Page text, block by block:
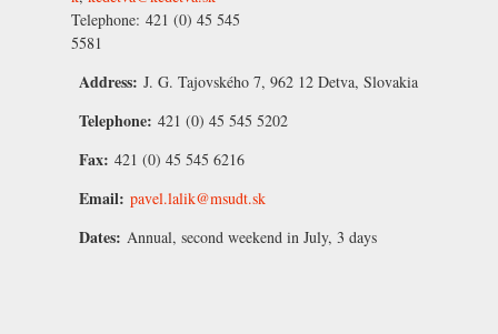
Telephone: 421 (0) 45 545
5581
Address: J. G. Tajovského 7, 962 12 Detva, Slovakia
Telephone: 421 (0) 45 545 5202
Fax: 421 (0) 45 545 6216
Email: pavel.lalik@msudt.sk
Dates: Annual, second weekend in July, 3 days